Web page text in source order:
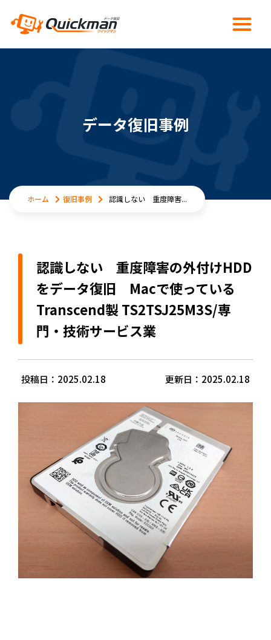
データ復旧事例
ホーム 復旧事例 認識しない 重度障害...
認識しない 重度障害の外付けHDD
をデータ復旧 Macで使っている
Transcend製 TS2TSJ25M3S/専
門・技術サービス業
投稿日：2025.02.18 更新日：2025.02.18